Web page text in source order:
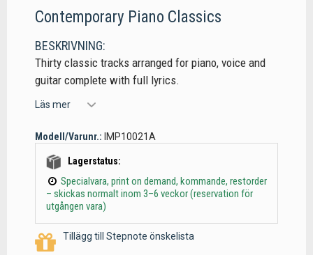
Contemporary Piano Classics
BESKRIVNING:
Thirty classic tracks arranged for piano, voice and
guitar complete with full lyrics.
Läs mer
Modell/Varunr.: IMP10021A
Lagerstatus:
Specialvara, print on demand, kommande, restorder
– skickas normalt inom 3–6 veckor (reservation för
utgången vara)
Tillägg till Stepnote önskelista